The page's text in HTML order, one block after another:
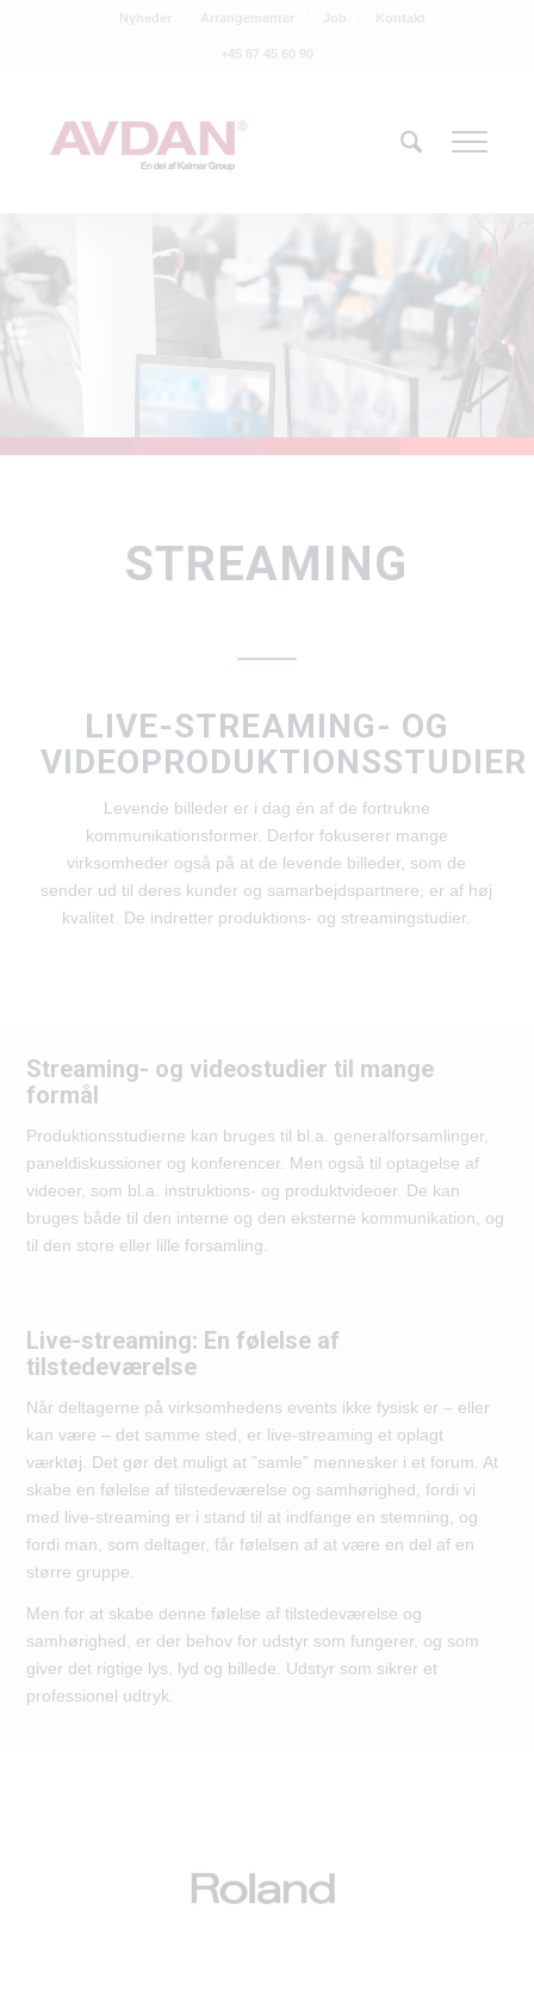
STREAMING
LIVE-STREAMING- OG
VIDEOPRODUKTIONSSTUDIER
Levende billeder er i dag én af de fortrukne
kommunikationsformer. Derfor fokuserer mange
virksomheder også på at de levende billeder, som de
sender ud til deres kunder og samarbejdspartnere, er af høj
kvalitet. De indretter produktions- og streamingstudier.
Streaming- og videostudier til mange
formål
Produktionsstudierne kan bruges til bl.a. generalforsamlinger,
paneldiskussioner og konferencer. Men også til optagelse af
videoer, som bl.a. instruktions- og produktvideoer. De kan
bruges både til den interne og den eksterne kommunikation, og
til den store eller lille forsamling.
Live-streaming: En følelse af
tilstedeværelse
Når deltagerne på virksomhedens events ikke fysisk er – eller
kan være – det samme sted, er live-streaming et oplagt
værktøj. Det gør det muligt at ”samle” mennesker i et forum. At
skabe en følelse af tilstedeværelse og samhørighed, fordi vi
med live-streaming er i stand til at indfange en stemning, og
fordi man, som deltager, får følelsen af at være en del af en
større gruppe.
Men for at skabe denne følelse af tilstedeværelse og
samhørighed, er der behov for udstyr som fungerer, og som
giver det rigtige lys, lyd og billede. Udstyr som sikrer et
professionel udtryk.